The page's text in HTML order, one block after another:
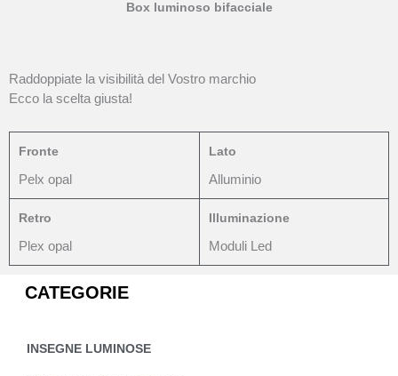
CATEGORIE
INSEGNE LUMINOSE
Box luminoso bifacciale
Raddoppiate la visibilità del Vostro marchio
Ecco la scelta giusta!
Fronte
Pelx opal
Lato
Alluminio
Retro
Plex opal
Illuminazione
Moduli Led